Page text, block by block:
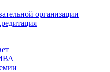
организации